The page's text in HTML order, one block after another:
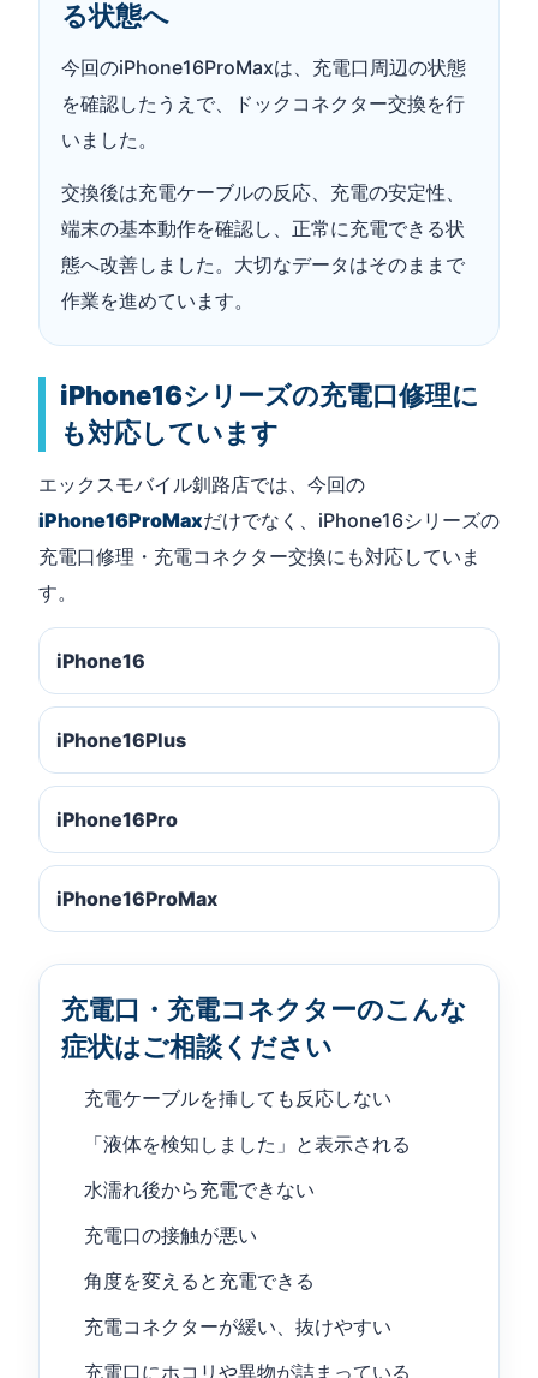
る状態へ
今回のiPhone16ProMaxは、充電口周辺の状態
を確認したうえで、ドックコネクター交換を行
いました。
交換後は充電ケーブルの反応、充電の安定性、
端末の基本動作を確認し、正常に充電できる状
態へ改善しました。大切なデータはそのままで
作業を進めています。
iPhone16シリーズの充電口修理に
も対応しています
エックスモバイル釧路店では、今回の
iPhone16ProMaxだけでなく、iPhone16シリーズの
充電口修理・充電コネクター交換にも対応していま
す。
iPhone16
iPhone16Plus
iPhone16Pro
iPhone16ProMax
充電口・充電コネクターのこんな
症状はご相談ください
充電ケーブルを挿しても反応しない
「液体を検知しました」と表示される
水濡れ後から充電できない
充電口の接触が悪い
角度を変えると充電できる
充電コネクターが緩い、抜けやすい
充電口にホコリや異物が詰まっている